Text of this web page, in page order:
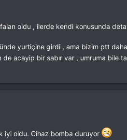
oldu , ilerde kendi konusunda
yurtiçine girdi , ama bizim ptt
acayip bir sabır var , umruma bile
iyi oldu. Cihaz bomba duruyor